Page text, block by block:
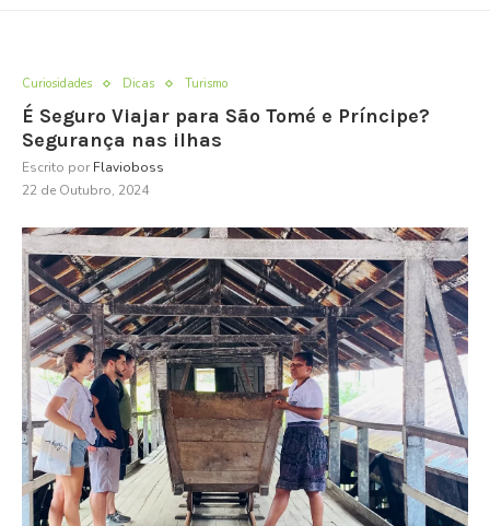
Curiosidades Dicas Turismo
É Seguro Viajar para São Tomé e Príncipe?
Segurança nas ilhas
Escrito por Flavioboss
22 de Outubro, 2024